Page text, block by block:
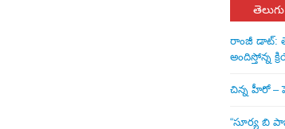
రాంజీ డాట్:
అందిస్తోన్న
చిన్న హీరో –
“సూర్య బి